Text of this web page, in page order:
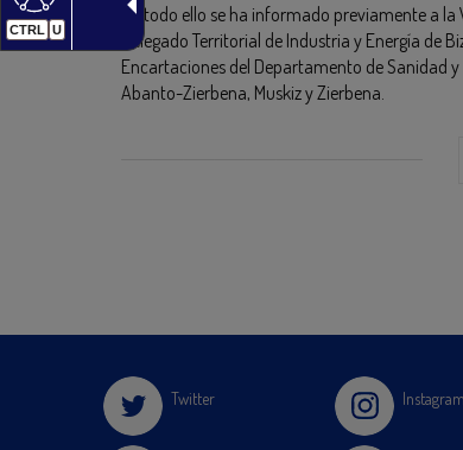
CTRL U
De todo ello se ha informado previamente a
Delegado Territorial de Industria y Energía de
Encartaciones del Departamento de Sanidad
Abanto-Zierbena, Muskiz y Zierbena.
Twitter Instagram